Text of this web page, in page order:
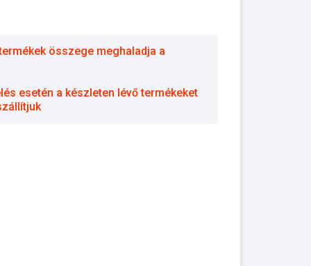
összege meghaladja a
esetén a készleten lévő termékeket